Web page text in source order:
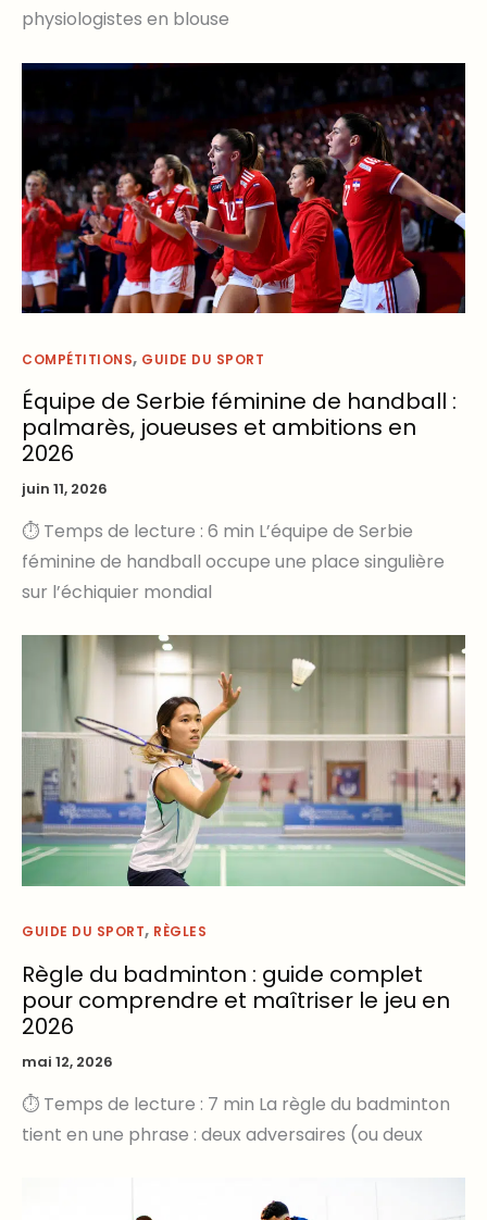
physiologistes en blouse
COMPÉTITIONS, GUIDE DU SPORT
Équipe de Serbie féminine de handball :
palmarès, joueuses et ambitions en
2026
juin 11, 2026
⏱ Temps de lecture : 6 min L’équipe de Serbie
féminine de handball occupe une place singulière
sur l’échiquier mondial
GUIDE DU SPORT, RÈGLES
Règle du badminton : guide complet
pour comprendre et maîtriser le jeu en
2026
mai 12, 2026
⏱ Temps de lecture : 7 min La règle du badminton
tient en une phrase : deux adversaires (ou deux